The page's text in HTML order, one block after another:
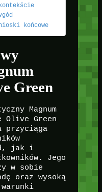
końcowe
Green
Magnum
Green
przyciąga
jak i
Jego
w sobie
oraz wysoką